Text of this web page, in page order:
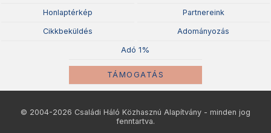
Honlaptérkép Partnereink
Cikkbeküldés Adományozás
Adó 1%
TÁMOGATÁS
© 2004-2026 Családi Háló Közhasznú Alapítvány - minden jog
fenntartva.